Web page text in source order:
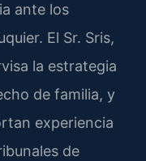
ante los
El Sr. Sris,
la estrategia
de familia, y
experiencia
de